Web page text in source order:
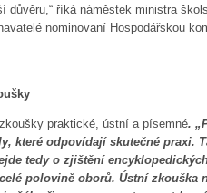
důvěru,“ říká náměstek ministra
nominovaní Hospodářskou
praktické, ústní a písemné.
které odpovídají skutečné praxi.
tedy o zjištění
polovině oborů. Ústní zkouška